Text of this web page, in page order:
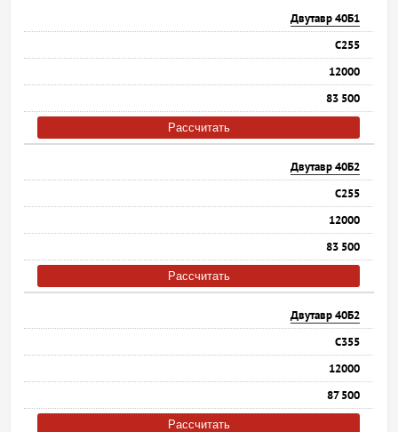
Двутавр 40Б1
С255
12000
83 500
Рассчитать
Двутавр 40Б2
С255
12000
83 500
Рассчитать
Двутавр 40Б2
С355
12000
87 500
Рассчитать